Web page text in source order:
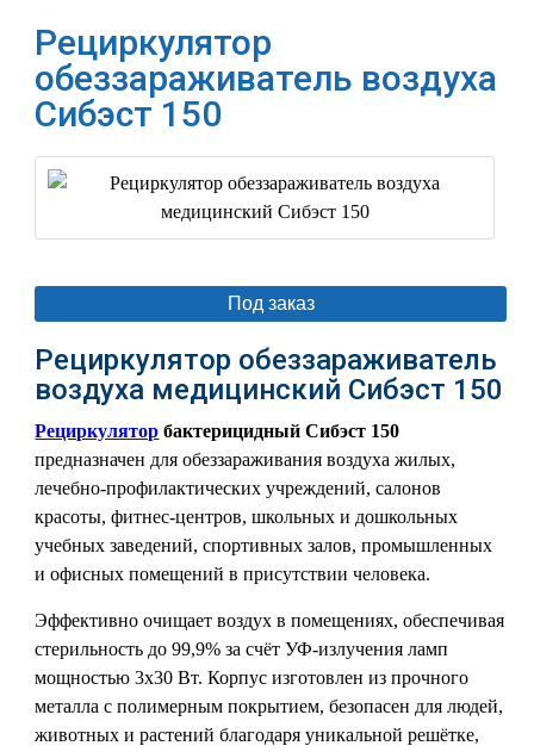
Рециркулятор
обеззараживатель воздуха
Сибэст 150
Под заказ
Рециркулятор обеззараживатель
воздуха медицинский Сибэст 150
Рециркулятор бактерицидный Сибэст 150
предназначен для обеззараживания воздуха жилых,
лечебно-профилактических учреждений, салонов
красоты, фитнес-центров, школьных и дошкольных
учебных заведений, спортивных залов, промышленных
и офисных помещений в присутствии человека.
Эффективно очищает воздух в помещениях, обеспечивая
стерильность до 99,9% за счёт УФ-излучения ламп
мощностью 3х30 Вт. Корпус изготовлен из прочного
металла с полимерным покрытием, безопасен для людей,
животных и растений благодаря уникальной решётке,